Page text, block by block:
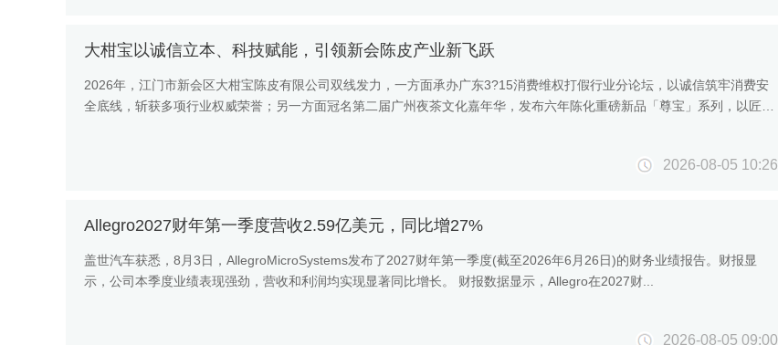
大柑宝以诚信立本、科技赋能，引领新会陈皮产业新飞跃
2026年，江门市新会区大柑宝陈皮有限公司双线发力，一方面承办广东3?15消费维权打假行业分论坛，以诚信筑牢消费安
全底线，斩获多项行业权威荣誉；另一方面冠名第二届广州夜茶文化嘉年华，发布六年陈化重磅新品「尊宝」系列，以匠心
2026-08-05 10:26
Allegro2027财年第一季度营收2.59亿美元，同比增27%
盖世汽车获悉，8月3日，AllegroMicroSystems发布了2027财年第一季度(截至2026年6月26日)的财务业绩报告。财报显
示，公司本季度业绩表现强劲，营收和利润均实现显著同比增长。 财报数据显示，Allegro在2027财...
2026-08-05 09:00